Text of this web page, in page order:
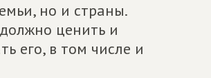
но и страны.
ценить и
его, в том числе и